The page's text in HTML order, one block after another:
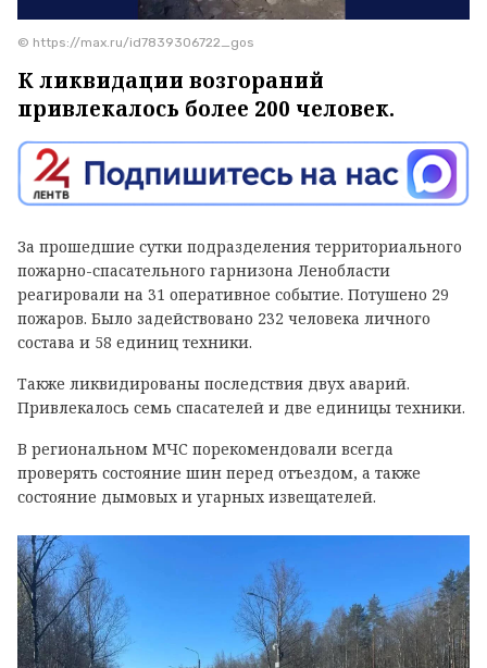
© https://max.ru/id7839306722_gos
К ликвидации возгораний
привлекалось более 200 человек.
За прошедшие сутки подразделения территориального
пожарно-спасательного гарнизона Ленобласти
реагировали на 31 оперативное событие. Потушено 29
пожаров. Было задействовано 232 человека личного
состава и 58 единиц техники.
Также ликвидированы последствия двух аварий.
Привлекалось семь спасателей и две единицы техники.
В региональном МЧС порекомендовали всегда
проверять состояние шин перед отъездом, а также
состояние дымовых и угарных извещателей.